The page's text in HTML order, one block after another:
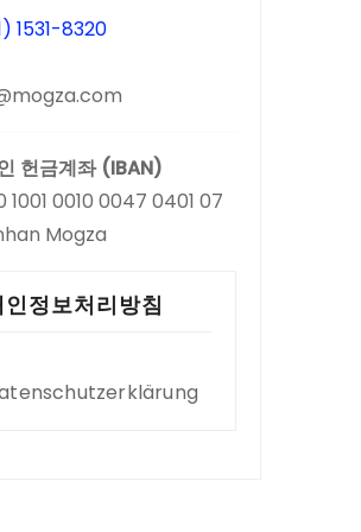
1531-8320
헌금계좌 (IBAN)
1001 0010 0047 0401 07
Mogza
인정보처리방침